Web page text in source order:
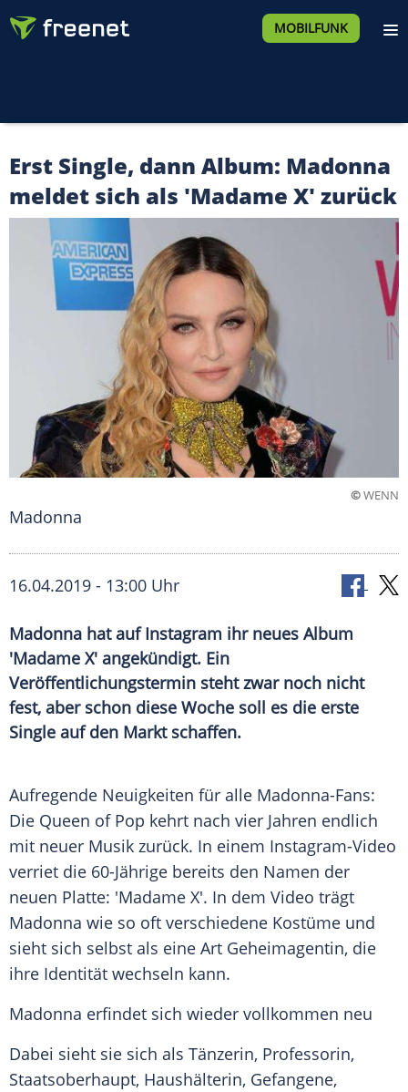
MOBILFUNK
Erst Single, dann Album: Madonna
meldet sich als 'Madame X' zurück
©WENN
Madonna
16.04.2019 - 13:00 Uhr
Madonna hat auf Instagram ihr neues Album
'Madame X' angekündigt. Ein
Veröffentlichungstermin steht zwar noch nicht
fest, aber schon diese Woche soll es die erste
Single auf den Markt schaffen.
Aufregende Neuigkeiten für alle Madonna-Fans:
Die Queen of Pop kehrt nach vier Jahren endlich
mit neuer Musik zurück. In einem Instagram-Video
verriet die 60-Jährige bereits den Namen der
neuen Platte: 'Madame X'. In dem Video trägt
Madonna wie so oft verschiedene Kostüme und
sieht sich selbst als eine Art Geheimagentin, die
ihre Identität wechseln kann.
Madonna erfindet sich wieder vollkommen neu
Dabei sieht sie sich als Tänzerin, Professorin,
Staatsoberhaupt, Haushälterin, Gefangene,